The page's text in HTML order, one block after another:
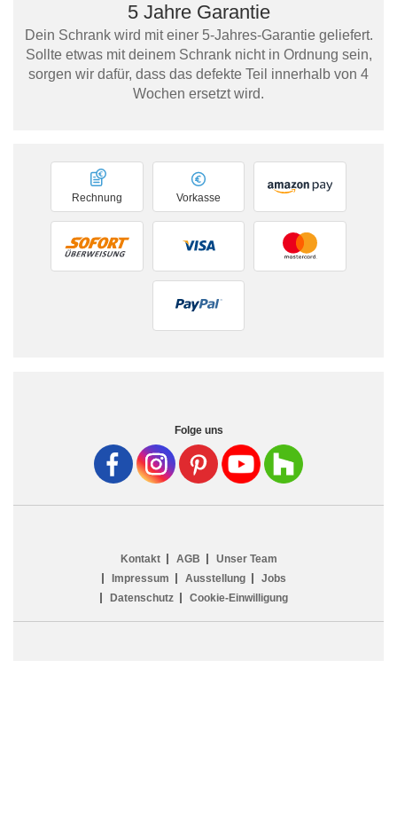
5 Jahre Garantie
Dein Schrank wird mit einer 5-Jahres-Garantie geliefert.
Sollte etwas mit deinem Schrank nicht in Ordnung sein,
sorgen wir dafür, dass das defekte Teil innerhalb von 4
Wochen ersetzt wird.
Vorkasse
Rechnung
Folge uns
Kontakt AGB
Unser Team
Impressum
Ausstellung
Jobs
Datenschutz
Cookie-Einwilligung